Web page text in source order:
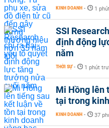
KINH DOANH - 1
SSI
định động
năm
THỜI SỰ - 1 phút
Mi Hồng lên
tại trong
KINH DOANH - 37